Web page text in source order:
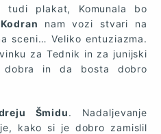
tudi plakat, Komunala bo
Kodran nam vozi stvari na
sceni… Veliko entuziazma.
za Tednik in za junijski
dobra in da bosta dobro
Šmidu. Nadaljevanje
kako si je dobro zamislil